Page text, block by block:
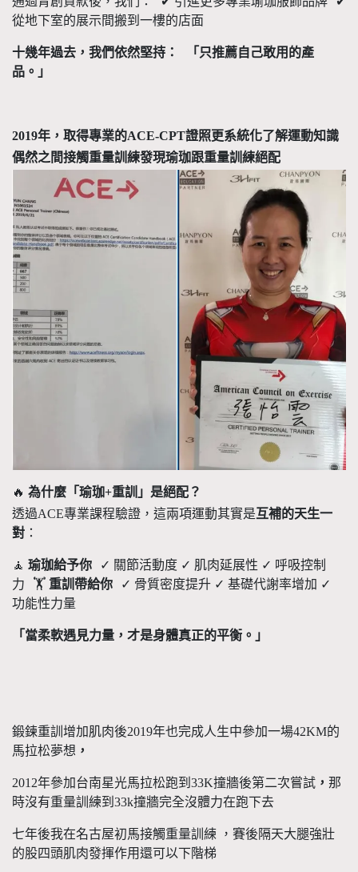
從地下室的展示間搬到一樓的店面
十幾年過去，我們依然堅持：
「只推薦自己敢用的產
品。」
2019年，取得專業的ACE-CPT證照更系統化了解運動知識
偶然之間接觸重量訓練發現瑜珈跟重量訓練絕配
🔥 為什麼「瑜珈+重訓」是絕配？
透過ACE專業課程驗證，這兩項運動其實是互補的天生一
對 ：
🧘 瑜珈給予你 ✓ 關節活動度 ✓ 肌肉延展性 ✓ 呼吸控制
力 🏋 重訓帶給你 ✓ 骨質密度提升 ✓ 基礎代謝率增加 ✓
功能性力量
「當柔軟遇見力量，才是身體真正的平衡。」
鍛鍊重訓增加肌肉後2019年也完成人生中參加一場42KM的
馬拉松夢想 ，
2012年參加台南星光馬拉松跑到 33K撞牆後第二次嘗試 ， 那
時沒有重量訓練到 33k撞牆完全沒體力在跑下去
七年後我在名古屋初馬接觸重量訓練 ，賽後隔天大腿強壯
的股四頭肌肉發揮作用還可以下階梯